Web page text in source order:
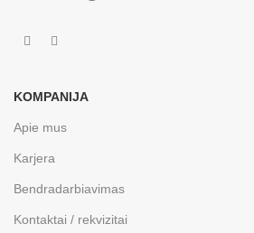
KOMPANIJA
Apie mus
Karjera
Bendradarbiavimas
Kontaktai / rekvizitai